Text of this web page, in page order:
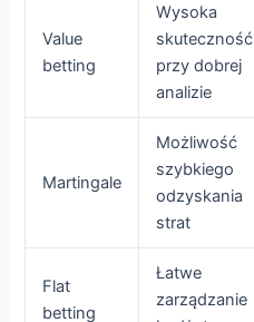
Value
betting
Wysoka
skuteczność
przy dobrej
analizie
Martingale
Możliwość
szybkiego
odzyskania
strat
Flat
betting
Łatwe
zarządzanie